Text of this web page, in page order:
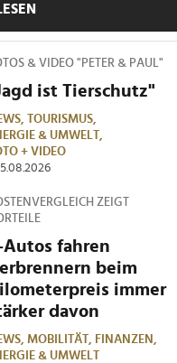
& VIDEO "PETER & PAUL"
ist Tierschutz"
TOURISMUS,
& UMWELT,
+ VIDEO
ZEIGT
Autos fahren
beim
immer
davon
MOBILITÄT,
FINANZEN,
& UMWELT